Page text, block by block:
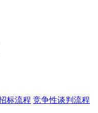
标流程 竞争性谈判流程